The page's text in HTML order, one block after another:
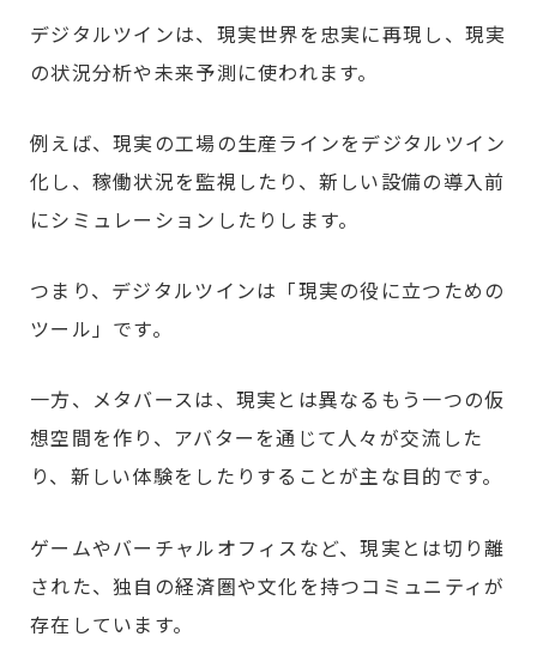
デジタルツインは、現実世界を忠実に再現し、現実
の状況分析や未来予測に使われます。
例えば、現実の工場の生産ラインをデジタルツイン
化し、稼働状況を監視したり、新しい設備の導入前
にシミュレーションしたりします。
つまり、デジタルツインは「現実の役に立つための
ツール」です。
一方、メタバースは、現実とは異なるもう一つの仮
想空間を作り、アバターを通じて人々が交流した
り、新しい体験をしたりすることが主な目的です。
ゲームやバーチャルオフィスなど、現実とは切り離
された、独自の経済圏や文化を持つコミュニティが
存在しています。